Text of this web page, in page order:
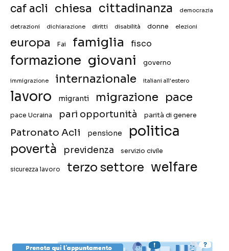
caf acli chiesa cittadinanza democrazia
detrazioni dichiarazione diritti disabilità donne elezioni
europa Fai famiglia fisco
formazione giovani governo
immigrazione internazionale italiani all'estero
lavoro migranti migrazione pace
pace Ucraina pari opportunità parità di genere
Patronato Acli pensione politica
povertà previdenza servizio civile
sicurezza lavoro terzo settore welfare